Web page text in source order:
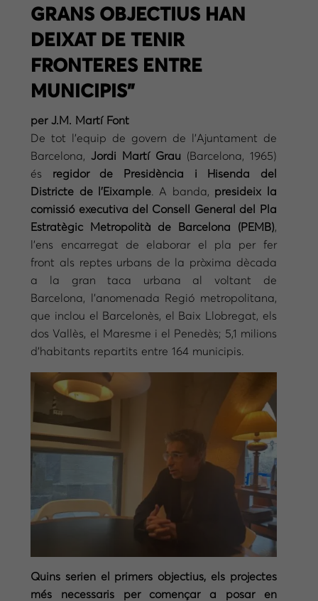
GRANS OBJECTIUS HAN
DEIXAT DE TENIR
FRONTERES ENTRE
MUNICIPIS”
per J.M. Martí Font
De tot l’equip de govern de l’Ajuntament de
Barcelona,Jordi Martí Grau (Barcelona, 1965)
és regidor de Presidència i Hisenda del
Districte de l’Eixample . A banda, presideix la
comissió executiva del Consell General del Pla
Estratègic Metropolità de Barcelona (PEMB),
l’ens encarregat de elaborar el pla per fer
front als reptes urbans de la pròxima dècada
a la gran taca urbana al voltant de
Barcelona, l’anomenada Regió metropolitana,
que inclou el Barcelonès, el Baix Llobregat, els
dos Vallès, el Maresme i el Penedès; 5,1 milions
d’habitants repartits entre 164 municipis.
Quins serien el primers objectius, els projectes
més necessaris per començar a posar en